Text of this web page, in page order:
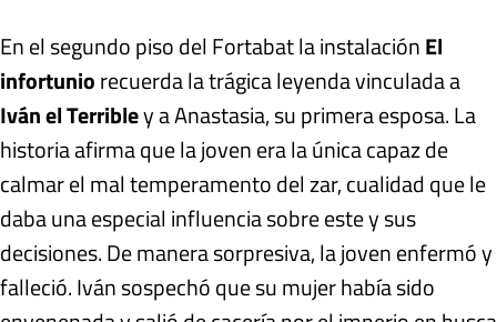
En el segundo piso del Fortabat la instalaciónEl
infortuniorecuerda la trágica leyenda vinculada a
Iván el Terribley a Anastasia, su primera esposa. La
historia afirma que la joven era la única capaz de
calmar el mal temperamento del zar, cualidad que le
daba una especial influencia sobre este y sus
decisiones. De manera sorpresiva, la joven enfermó y
falleció. Iván sospechó que su mujer había sido